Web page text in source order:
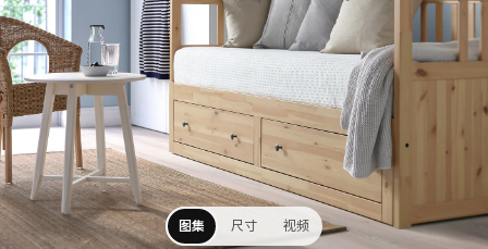
图集 尺寸 视频